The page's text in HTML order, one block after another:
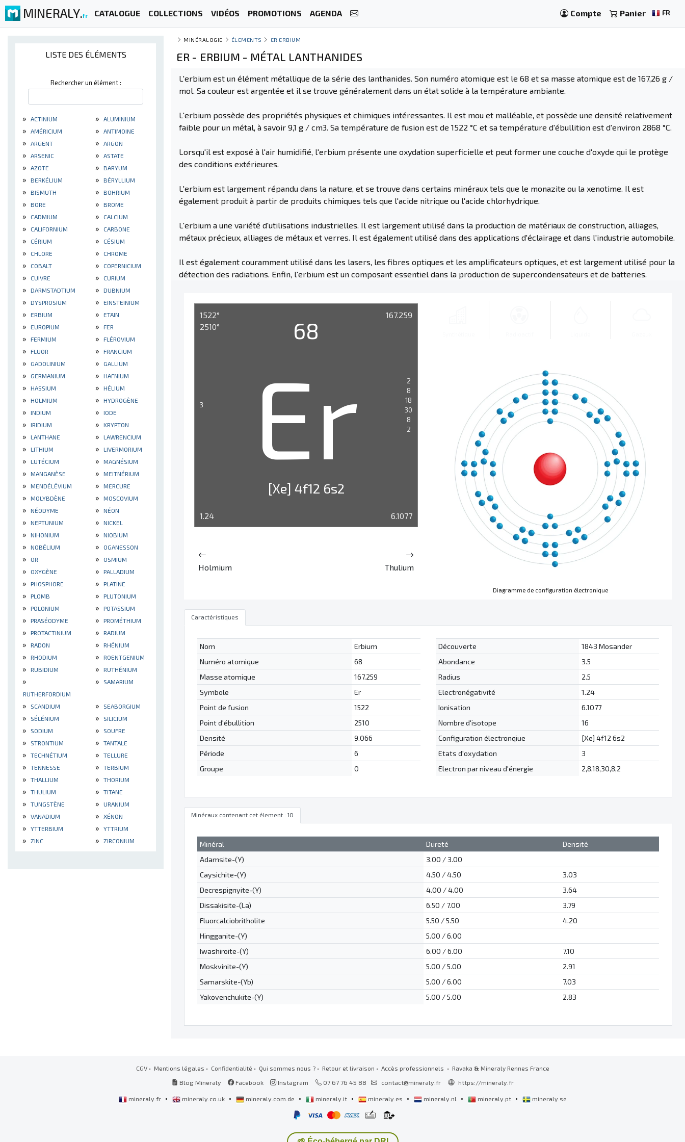
MINERALY.fr CATALOGUE COLLECTIONS VIDÉOS PROMOTIONS AGENDA Compte Panier FR
LISTE DES ÉLÉMENTS
Rechercher un élément :
» ACTINIUM » ALUMINIUM
» AMÉRICIUM » ANTIMOINE
» ARGENT » ARGON
» ARSENIC » ASTATE
» AZOTE » BARYUM
» BERKÉLIUM » BÉRYLLIUM
» BISMUTH » BOHRIUM
» BORE » BROME
» CADMIUM » CALCIUM
» CALIFORNIUM » CARBONE
» CÉRIUM » CÉSIUM
» CHLORE » CHROME
» COBALT » COPERNICIUM
» CUIVRE » CURIUM
» DARMSTADTIUM » DUBNIUM
» DYSPROSIUM » EINSTEINIUM
» ERBIUM » ETAIN
» EUROPIUM » FER
» FERMIUM » FLÉROVIUM
» FLUOR » FRANCIUM
» GADOLINIUM » GALLIUM
» GERMANIUM » HAFNIUM
» HASSIUM » HÉLIUM
» HOLMIUM » HYDROGÈNE
» INDIUM » IODE
» IRIDIUM » KRYPTON
» LANTHANE » LAWRENCIUM
» LITHIUM » LIVERMORIUM
» LUTÉCIUM » MAGNÉSIUM
» MANGANÈSE » MEITNÉRIUM
» MENDÉLÉVIUM » MERCURE
» MOLYBDÈNE » MOSCOVIUM
» NÉODYME » NÉON
» NEPTUNIUM » NICKEL
» NIHONIUM » NIOBIUM
» NOBÉLIUM » OGANESSON
» OR » OSMIUM
» OXYGÈNE » PALLADIUM
» PHOSPHORE » PLATINE
» PLOMB » PLUTONIUM
» POLONIUM » POTASSIUM
» PRASÉODYME » PROMÉTHIUM
» PROTACTINIUM » RADIUM
» RADON » RHÉNIUM
» RHODIUM » ROENTGENIUM
» RUBIDIUM » RUTHÉNIUM
»
RUTHERFORDIUM
» SAMARIUM
» SCANDIUM » SEABORGIUM
» SÉLÉNIUM » SILICIUM
» SODIUM » SOUFRE
» STRONTIUM » TANTALE
» TECHNÉTIUM » TELLURE
» TENNESSE » TERBIUM
» THALLIUM » THORIUM
» THULIUM » TITANE
» TUNGSTÈNE » URANIUM
» VANADIUM » XÉNON
» YTTERBIUM » YTTRIUM
» ZINC » ZIRCONIUM
MINÉRALOGIE ÉLEMENTS ER ERBIUM
ER - ERBIUM - MÉTAL LANTHANIDES
L'erbium est un élément métallique de la série des lanthanides. Son numéro atomique est le 68 et sa masse atomique est de 167,26 g /
mol. Sa couleur est argentée et il se trouve généralement dans un état solide à la température ambiante.
L'erbium possède des propriétés physiques et chimiques intéressantes. Il est mou et malléable, et possède une densité relativement
faible pour un métal, à savoir 9,1 g / cm3. Sa température de fusion est de 1522 °C et sa température d'ébullition est d'environ 2868 °C.
Lorsqu'il est exposé à l'air humidifié, l'erbium présente une oxydation superficielle et peut former une couche d'oxyde qui le protège
des conditions extérieures.
L'erbium est largement répandu dans la nature, et se trouve dans certains minéraux tels que le monazite ou la xenotime. Il est
également produit à partir de produits chimiques tels que l'acide nitrique ou l'acide chlorhydrique.
L'erbium a une variété d'utilisations industrielles. Il est largement utilisé dans la production de matériaux de construction, alliages,
métaux précieux, alliages de métaux et verres. Il est également utilisé dans des applications d'éclairage et dans l'industrie automobile.
Il est également couramment utilisé dans les lasers, les fibres optiques et les amplificateurs optiques, et est largement utilisé pour la
détection des radiations. Enfin, l'erbium est un composant essentiel dans la production de supercondensateurs et de batteries.
1522°
2510°
167.259
3
68
Er
[Xe] 4f12 6s2
2
8
18
30
8
2
1.24 6.1077
Holmium Thulium
Diagramme de configuration électronique
Caractéristiques
Nom
Erbium
Numéro atomique
68
Masse atomique
167.259
Symbole
Er
Point de fusion
1522
Point d'ébullition
2510
Densité
9.066
Période
6
Groupe
0
Découverte
1843 Mosander
Abondance
3.5
Radius
2.5
Electronégativité
1.24
Ionisation
6.1077
Nombre d'isotope
16
Configuration électronqiue
[Xe] 4f12 6s2
Etats d'oxydation
3
Electron par niveau d'énergie
2,8,18,30,8,2
Minéraux contenant cet élement : 10
Minéral Dureté
Densité
Adamsite-(Y)
3.00 / 3.00
Caysichite-(Y)
4.50 / 4.50
3.03
Decrespignyite-(Y)
4.00 / 4.00
3.64
Dissakisite-(La)
6.50 / 7.00
3.79
Fluorcalciobritholite
5.50 / 5.50
4.20
Hingganite-(Y)
5.00 / 6.00
Iwashiroite-(Y)
6.00 / 6.00
7.10
Moskvinite-(Y)
5.00 / 5.00
2.91
Samarskite-(Yb)
5.00 / 6.00
7.03
Yakovenchukite-(Y)
5.00 / 5.00 2.83
CGV• Mentions légales • Confidentialité • Qui sommes nous ?• Retour et livraison • Accès professionnels • Ravaka & Mineraly Rennes France
Blog Mineraly
Facebook Instagram 07 67 76 45 88 contact@mineraly.fr https://mineraly.fr
mineraly.fr • mineraly.co.uk • mineraly.com.de • mineraly.it • mineraly.es • mineraly.nl • mineraly.pt • mineraly.se